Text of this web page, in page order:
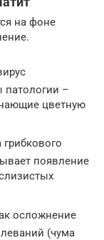
на фоне
патологии –
цветную
появление
осложнение
(чума